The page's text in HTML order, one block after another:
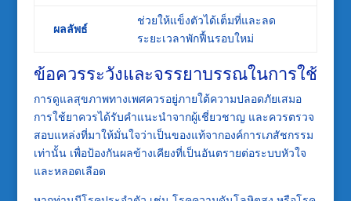
ผลลัพธ์
ช่วยให้แข็งตัวได้เต็มที่และลด
ระยะเวลาพักฟื้นรอบใหม่
ข้อควรระวังและจรรยาบรรณในการใช้
การดูแลสุขภาพทางเพศควรอยู่ภายใต้ความปลอดภัยเสมอ
การใช้ยาควรได้รับคำแนะนำจากผู้เชี่ยวชาญ และควรตรวจ
สอบแหล่งที่มาให้มั่นใจว่าเป็นของแท้จากองค์การเภสัชกรรม
เท่านั้น เพื่อป้องกันผลข้างเคียงที่เป็นอันตรายต่อระบบหัวใจ
และหลอดเลือด